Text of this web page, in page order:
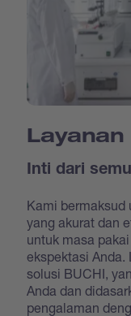
Layanan
Inti dari
Kami bermaksud
yang akurat dan
untuk masa
ekspektasi Anda.
solusi BUCHI,
Anda dan
pengalaman